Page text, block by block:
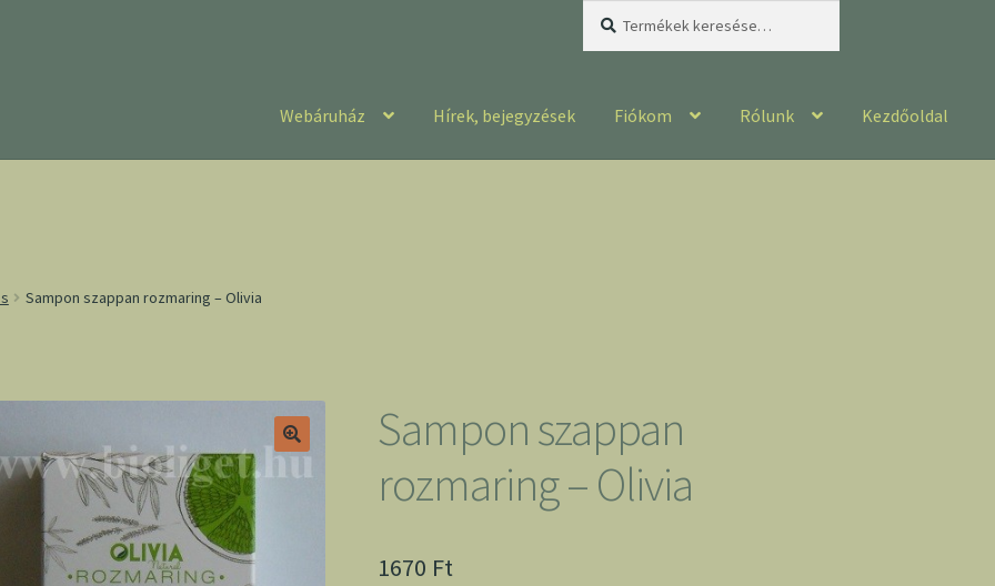
Webáruház Hírek, bejegyzések Fiókom Rólunk Kezdőoldal
Sampon szappan rozmaring – Olivia
Sampon szappan
rozmaring – Olivia
1670 Ft